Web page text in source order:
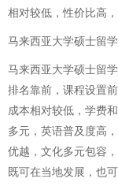
相对较低，性价比高
马来西亚大学硕士留
马来西亚大学硕士留
排名靠前，课程设置
成本相对较低，学费
多元，英语普及度高
优越，文化多元包容
既可在当地发展，也